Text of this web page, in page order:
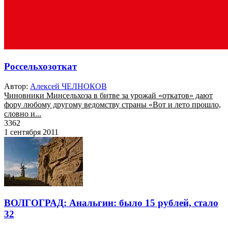
Россельхозоткат
Автор: Алексей ЧЕЛНОКОВ
Чиновники Минсельхоза в битве за урожай «откатов» дают
фору любому другому ведомству страны «Вот и лето прошло,
словно и...
3362
1 сентября 2011
ВОЛГОГРАД: Анальгин: было 15 рублей, стало
32